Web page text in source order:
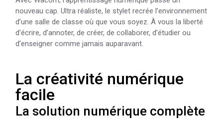
nouveau cap. Ultra réaliste, le stylet recrée l’environnement
d’une salle de classe où que vous soyez. À vous la liberté
d’écrire, d’annoter, de créer, de collaborer, d’étudier ou
d’enseigner comme jamais auparavant.
La créativité numérique
facile
La solution numérique complète